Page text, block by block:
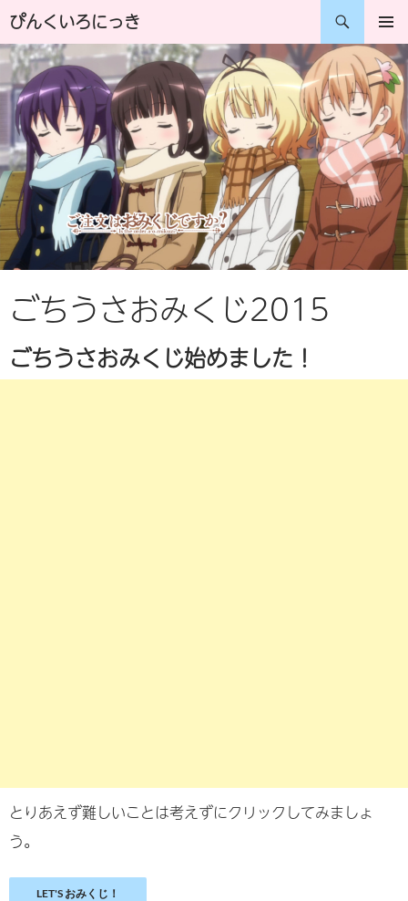
コ
ン
テ
へ
ス
ッ
プ
ぴんくいろにっき
検
索
メインメ
ニュー
ごちうさおみくじ2015
ごちうさおみくじ始めました！
とりあえず難しいことは考えずにクリックしてみましょ
う。
LET'S おみくじ！